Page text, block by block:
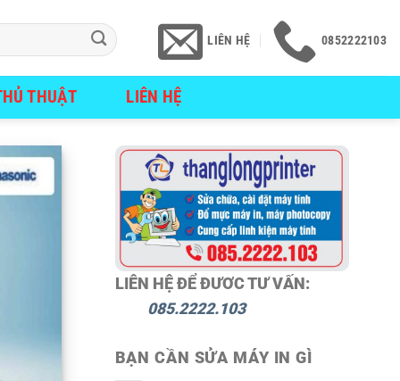
LIÊN HỆ 0852222103
THUẬT LIÊN HỆ
LIÊN HỆ ĐỂ ĐƯƠC TƯ VẤN:
085.2222.103
BẠN CẦN SỬA MÁY IN GÌ